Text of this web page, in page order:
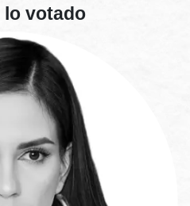
votado